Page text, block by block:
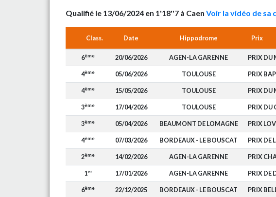
Qualifié le 13/06/2024 en 1'18''7 à Caen Voir la vidéo de sa
Class. Date Hippodrome Prix
6ème 20/06/2026 AGEN-LA GARENNE PRIX DU
4ème 05/06/2026 TOULOUSE PRIX
4ème 15/05/2026 TOULOUSE PRIX DU
3ème 17/04/2026 TOULOUSE PRIX DU
3ème 05/04/2026 BEAUMONT DE LOMAGNE PRIX
4ème 07/03/2026 BORDEAUX - LE BOUSCAT PRIX DE
2ème 14/02/2026 AGEN-LA GARENNE PRIX
1er 17/01/2026 AGEN-LA GARENNE PRIX DE
6ème 22/12/2025 BORDEAUX - LE BOUSCAT PRIX